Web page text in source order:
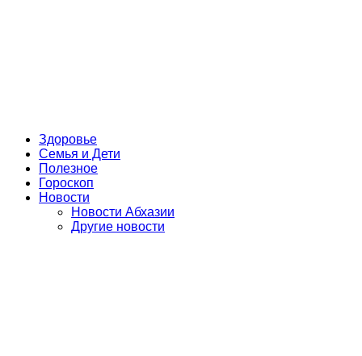
Здоровье
Семья и Дети
Полезное
Гороскоп
Новости
Новости Абхазии
Другие новости